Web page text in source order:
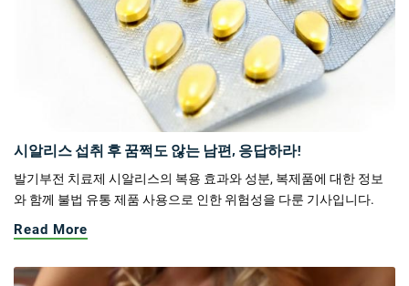
시알리스 섭취 후 꿈쩍도 않는 남편, 응답하라!
발기부전 치료제 시알리스의 복용 효과와 성분, 복제품에 대한 정보
와 함께 불법 유통 제품 사용으로 인한 위험성을 다룬 기사입니다.
Read More